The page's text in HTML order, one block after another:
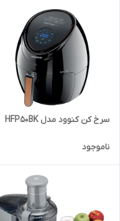
سرخ کن کنوود مدل HFP50BK
ناموجود